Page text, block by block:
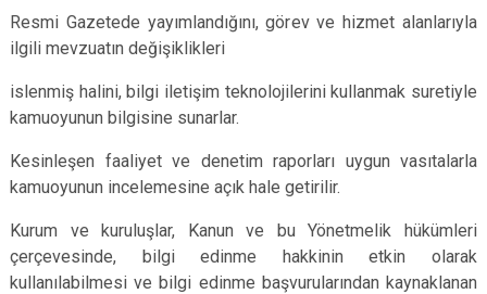
Resmi Gazetede yayımlandığını, görev ve hizmet alanlarıyla
ilgili mevzuatın değişiklikleri
islenmiş halini, bilgi iletişim teknolojilerini kullanmak suretiyle
kamuoyunun bilgisine sunarlar.
Kesinleşen faaliyet ve denetim raporları uygun vasıtalarla
kamuoyunun incelemesine açık hale getirilir.
Kurum ve kuruluşlar, Kanun ve bu Yönetmelik hükümleri
çerçevesinde, bilgi edinme hakkinin etkin olarak
kullanılabilmesi ve bilgi edinme başvurularından kaynaklanan